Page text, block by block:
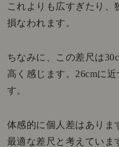
これよりも広すぎたり
損なわれます。
ちなみに、この差尺は
高く感じます。26cmに
す。
体感的に個人差はありま
最適な差尺と考えていま